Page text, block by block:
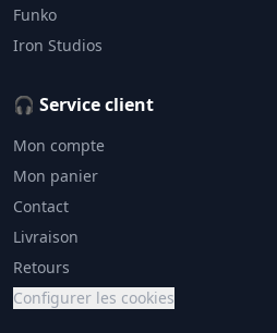
Funko
Iron Studios
🎧 Service client
Mon compte
Mon panier
Contact
Livraison
Retours
Configurer les cookies